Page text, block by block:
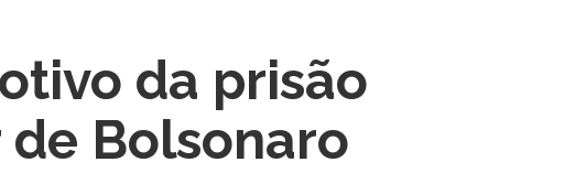
da prisão
Bolsonaro